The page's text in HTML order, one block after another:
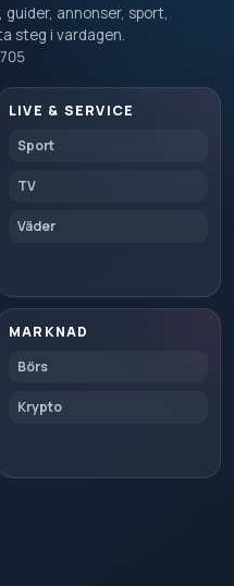
annonser, sport,
steg i vardagen.
LIVE & SERVICE
Sport
TV
Väder
MARKNAD
Börs
Krypto